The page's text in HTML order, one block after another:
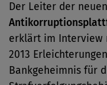
Der Leiter der
erklärt im Interview
2013
Bankgeheimnis für